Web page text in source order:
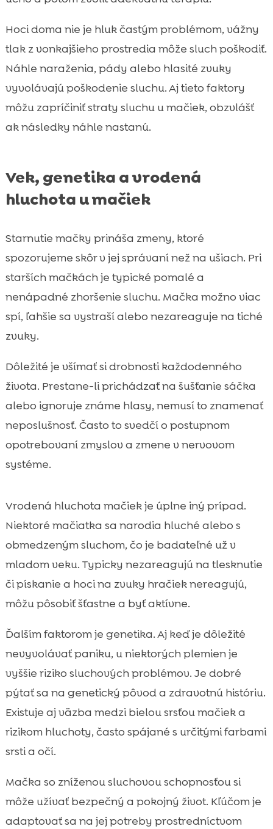
Hoci doma nie je hluk častým problémom, vážny
tlak z vonkajšieho prostredia môže sluch poškodiť.
Náhle naraženia, pády alebo hlasité zvuky
vyvolávajú poškodenie sluchu. Aj tieto faktory
môžu zapríčiniť straty sluchu u mačiek, obzvlášť
ak následky náhle nastanú.
Vek, genetika a vrodená
hluchota u mačiek
Starnutie mačky prináša zmeny, ktoré
spozorujeme skôr v jej správaní než na ušiach. Pri
starších mačkách je typické pomalé a
nenápadné zhoršenie sluchu. Mačka možno viac
spí, ľahšie sa vystraší alebo nezareaguje na tiché
zvuky.
Dôležité je všímať si drobnosti každodenného
života. Prestane-li prichádzať na šušťanie sáčka
alebo ignoruje známe hlasy, nemusí to znamenať
neposlušnosť. Často to svedčí o postupnom
opotrebovaní zmyslov a zmene v nervovom
systéme.
Vrodená hluchota mačiek je úplne iný prípad.
Niektoré mačiatka sa narodia hluché alebo s
obmedzeným sluchom, čo je badateľné už v
mladom veku. Typicky nezareagujú na tlesknutie
či pískanie a hoci na zvuky hračiek nereagujú,
môžu pôsobiť šťastne a byť aktívne.
Ďalším faktorom je genetika. Aj keď je dôležité
nevyvolávať paniku, u niektorých plemien je
vyššie riziko sluchových problémov. Je dobré
pýtať sa na genetický pôvod a zdravotnú históriu.
Existuje aj väzba medzi bielou srsťou mačiek a
rizikom hluchoty, často spájané s určitými farbami
srsti a očí.
Mačka so zníženou sluchovou schopnosťou si
môže užívať bezpečný a pokojný život. Kľúčom je
adaptovať sa na jej potreby prostredníctvom